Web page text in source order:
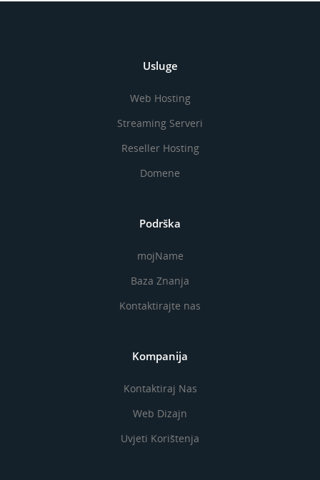
Usluge
Web Hosting
Streaming Serveri
Reseller Hosting
Domene
Podrška
mojName
Baza Znanja
Kontaktirajte nas
Kompanija
Kontaktiraj Nas
Web Dizajn
Uvjeti Korištenja